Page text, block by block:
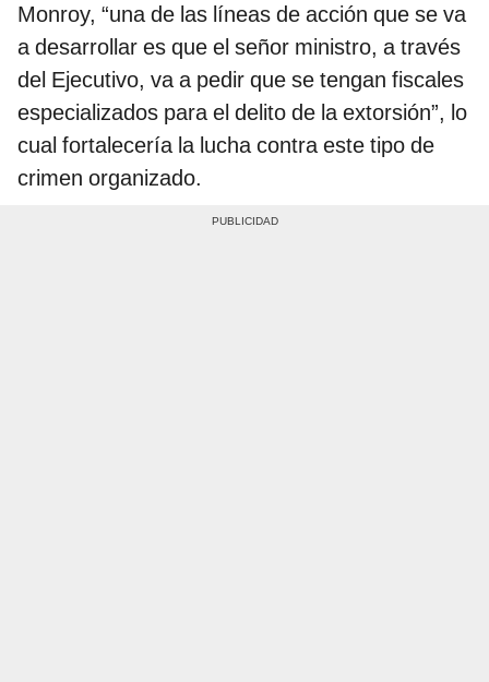
Monroy, “una de las líneas de acción que se va
a desarrollar es que el señor ministro, a través
del Ejecutivo, va a pedir que se tengan fiscales
especializados para el delito de la extorsión”, lo
cual fortalecería la lucha contra este tipo de
crimen organizado.